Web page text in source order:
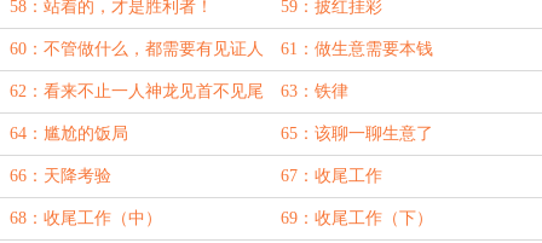
58：站着的，才是胜利者！ 59：披红挂彩
60：不管做什么，都需要有见证人 61：做生意需要本钱
62：看来不止一人神龙见首不见尾 63：铁律
64：尴尬的饭局 65：该聊一聊生意了
66：天降考验 67：收尾工作
68：收尾工作（中） 69：收尾工作（下）